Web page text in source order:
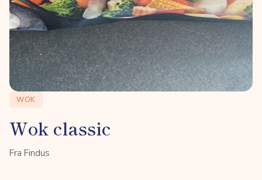
WOK
Wok classic
Fra Findus